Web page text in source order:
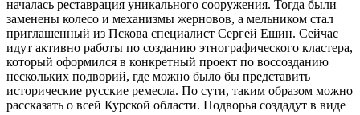
началась реставрация уникального сооружения. Тогда были
заменены колесо и механизмы жерновов, а мельником стал
приглашенный из Пскова специалист Сергей Ешин. Сейчас
идут активно работы по созданию этнографического кластера,
который оформился в конкретный проект по воссозданию
нескольких подворий, где можно было бы представить
исторические русские ремесла. По сути, таким образом можно
рассказать о всей Курской области. Подворья создадут в виде